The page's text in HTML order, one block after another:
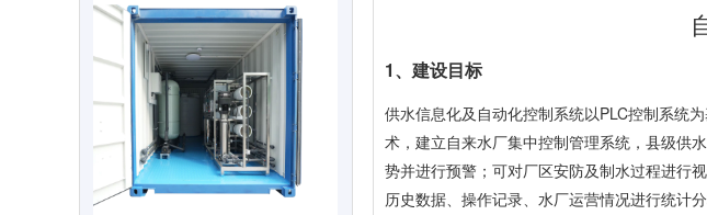
1、建设目标
供水信息化及自动化控制系统以PLC控制系统
术，建立自来水厂集中控制管理系统，县级供
势并进行预警；可对厂区安防及制水过程进行
历史数据、操作记录、水厂运营情况进行统计